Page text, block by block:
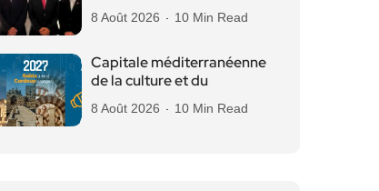
8 Août 2026 10 Min Read
Capitale méditerranéenne
de la culture et du
8 Août 2026 10 Min Read